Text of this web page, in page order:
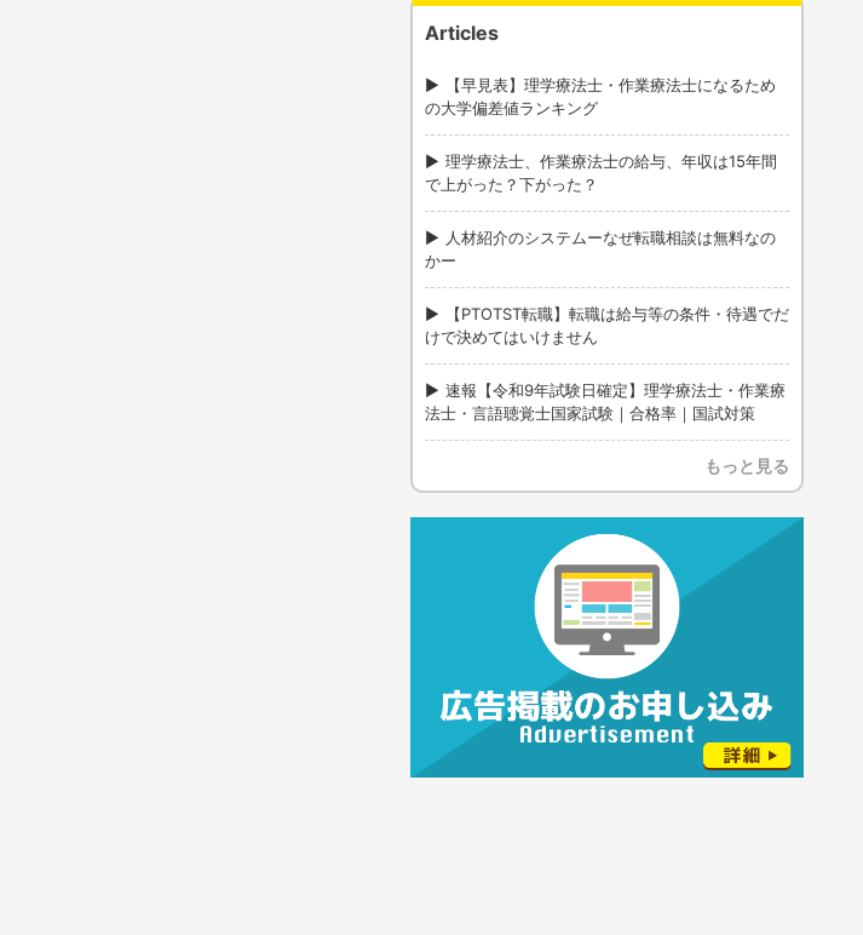
Articles
【早見表】理学療法士・作業療法士になるため
の大学偏差値ランキング
理学療法士、作業療法士の給与、年収は15年間
で上がった？下がった？
人材紹介のシステムーなぜ転職相談は無料なの
かー
【PTOTST転職】転職は給与等の条件・待遇でだ
けで決めてはいけません
速報【令和9年試験日確定】理学療法士・作業療
法士・言語聴覚士国家試験｜合格率｜国試対策
もっと見る